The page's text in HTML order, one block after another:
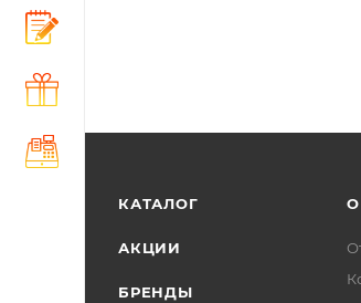
КАТАЛОГ
АКЦИИ
БРЕНДЫ